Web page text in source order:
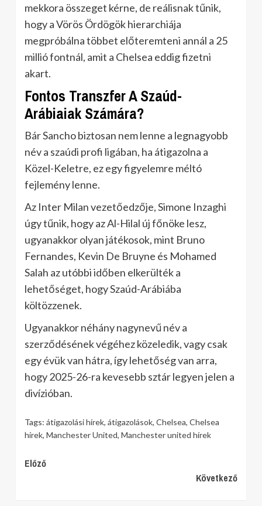
mekkora összeget kérne, de reálisnak tűnik,
hogy a Vörös Ördögök hierarchiája
megpróbálna többet előteremteni annál a 25
millió fontnál, amit a Chelsea eddig fizetni
akart.
Fontos Transzfer A Szaúd-
Arábiaiak Számára?
Bár Sancho biztosan nem lenne a legnagyobb
név a szaúdi profi ligában, ha átigazolna a
Közel-Keletre, ez egy figyelemre méltó
fejlemény lenne.
Az Inter Milan vezetőedzője, Simone Inzaghi
úgy tűnik, hogy az Al-Hilal új főnöke lesz,
ugyanakkor olyan játékosok, mint Bruno
Fernandes, Kevin De Bruyne és Mohamed
Salah az utóbbi időben elkerülték a
lehetőséget, hogy Szaúd-Arábiába
költözzenek.
Ugyanakkor néhány nagynevű név a
szerződésének végéhez közeledik, vagy csak
egy évük van hátra, így lehetőség van arra,
hogy 2025-26-ra kevesebb sztár legyen jelen a
divízióban.
Tags: átigazolási hírek, átigazolások, Chelsea, Chelsea
hírek, Manchester United, Manchester united hírek
Continue
Előző
Következő